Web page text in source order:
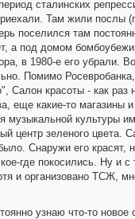
сталинских
Там жили послы
поселился там
а под домом
в 1980-е его убрали.
Помимо
Салон красоты - как
еще какие-то магазины
музыкальной культуры
центр зеленого
Снаружи его
где покосились. Ну и
и организовано ТСЖ,
узнаю что-то